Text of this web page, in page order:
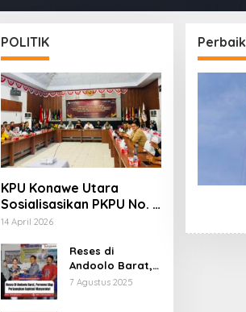
POLITIK
KPU Konawe Utara
Sosialisasikan PKPU No. 3
Tahun 2025, Perkuat
Anggota Legislatif
14 April 2026
Reses di
Andoolo Barat,
Purnomo Siap
7 Agustus 2025